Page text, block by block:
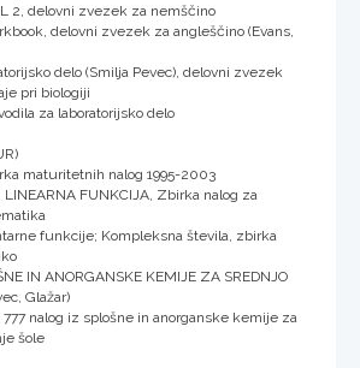
2, delovni zvezek za nemščino
delovni zvezek za angleščino (Evans,
delo (Smilja Pevec), delovni zvezek
pri biologiji
za laboratorijsko delo
maturitetnih nalog 1995-2003
LINEARNA FUNKCIJA, Zbirka nalog za
funkcije; Kompleksna števila, zbirka
IN ANORGANSKE KEMIJE ZA SREDNJO
Glažar)
777 nalog iz splošne in anorganske kemije za
šole